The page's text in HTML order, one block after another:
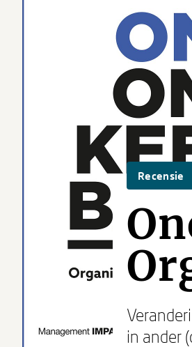
Recensie
in ander